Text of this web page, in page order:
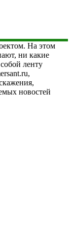
На этом
ни какие
ленту
новостей